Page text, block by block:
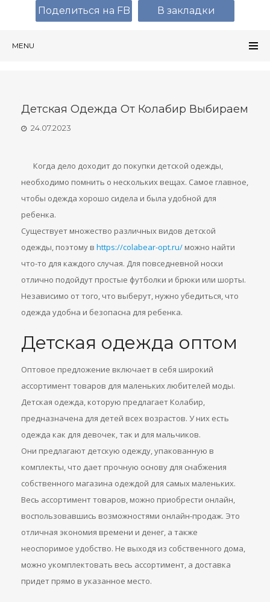
MENU
Детская Одежда От Колабир Выбираем
24.07.2023
Когда дело доходит до покупки детской одежды,
необходимо помнить о нескольких вещах. Самое главное,
чтобы одежда хорошо сидела и была удобной для
ребенка.
Существует множество различных видов детской
одежды, поэтому в https://colabear-opt.ru/ можно найти
что-то для каждого случая. Для повседневной носки
отлично подойдут простые футболки и брюки или шорты.
Независимо от того, что выберут, нужно убедиться, что
одежда удобна и безопасна для ребенка.
Детская одежда оптом
Оптовое предложение включает в себя широкий
ассортимент товаров для маленьких любителей моды.
Детская одежда, которую предлагает Колабир,
предназначена для детей всех возрастов. У них есть
одежда как для девочек, так и для мальчиков.
Они предлагают детскую одежду, упакованную в
комплекты, что дает прочную основу для снабжения
собственного магазина одеждой для самых маленьких.
Весь ассортимент товаров, можно приобрести онлайн,
воспользовавшись возможностями онлайн-продаж. Это
отличная экономия времени и денег, а также
неоспоримое удобство. Не выходя из собственного дома,
можно укомплектовать весь ассортимент, а доставка
придет прямо в указанное место.
Поделиться на FB В закладки